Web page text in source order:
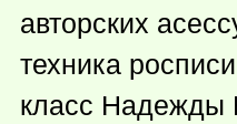
авторских
техника
класс Надежды